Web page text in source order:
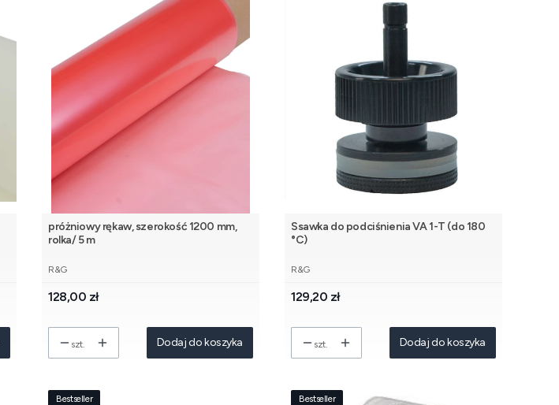
próżniowy rękaw, szerokość 1200 mm,
rolka/ 5 m
PRODUCENT
R&G
Cena
128,00 zł
szt. Dodaj do koszyka
Ssawka do podciśnienia VA 1-T (do 180
°C)
PRODUCENT
R&G
Cena
129,20 zł
szt. Dodaj do koszyka
Bestseller Bestseller